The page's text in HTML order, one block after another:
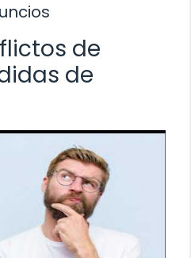
de
de